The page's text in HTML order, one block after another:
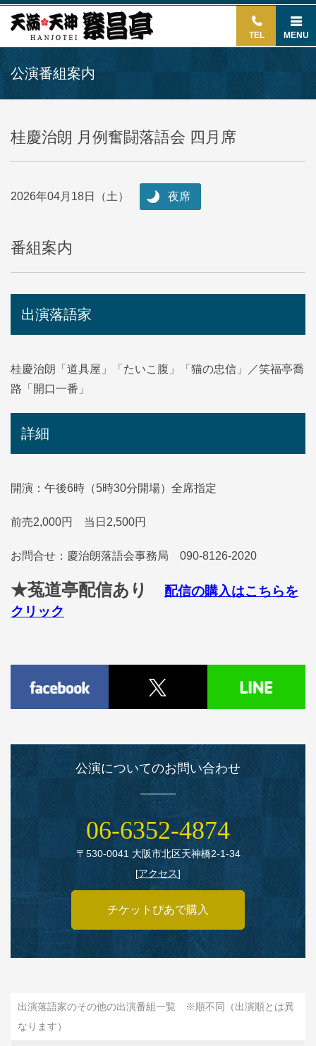
TEL MENU
公演番組案内
桂慶治朗 月例奮闘落語会 四月席
2026年04月18日（土） 夜席
番組案内
出演落語家
桂慶治朗「道具屋」「たいこ腹」「猫の忠信」／笑福亭喬
路「開口一番」
詳細
開演：午後6時（5時30分開場）全席指定
前売2,000円 当日2,500円
お問合せ：慶治朗落語会事務局 090-8126-2020
★菟道亭配信あり
配信の購入はこちらを
クリック
公演についてのお問い合わせ
06‑6352‑4874
〒530‑0041 大阪市北区天神橋2‑1‑34
[アクセス]
チケットぴあで購入
出演落語家のその他の出演番組一覧 ※順不同（出演順とは異
なります）